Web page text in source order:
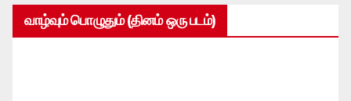
வாழ்வும் பொழுதும் (தினம் ஒரு படம்)